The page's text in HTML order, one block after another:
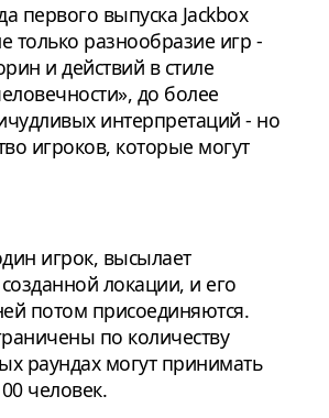
первого выпуска Jackbox
только разнообразие игр -
и действий в стиле
до более
интерпретаций - но
игроков, которые могут
игрок, высылает
локации, и его
потом присоединяются.
по количеству
раундах могут принимать
человек.